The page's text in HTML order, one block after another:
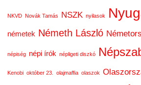
NKVD Novák Tamás NSZK nyilasok
németek Németh László
népiség népi írók népligeti diszkó
Kenobi október 23. olajmaffia olaszok